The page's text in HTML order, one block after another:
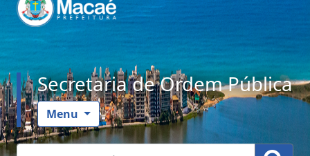
Secretaria de Ordem Pública
Menu